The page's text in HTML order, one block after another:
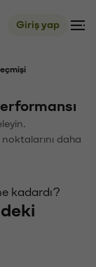
Giriş yap
daha
kadardı?